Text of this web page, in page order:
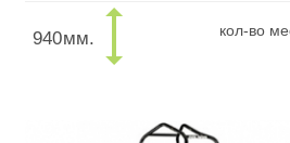
940мм. кол-во